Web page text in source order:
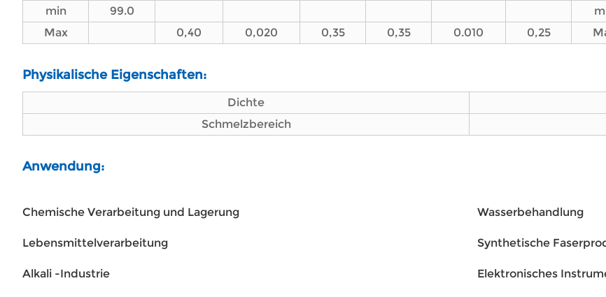
min
99.0
Max
0,40 0,020 0,35 0,35 0.010 0,25
Physikalische Eigenschaften:
Dichte
Schmelzbereich
Anwendung:
Chemische Verarbeitung und Lagerung
Lebensmittelverarbeitung
Alkali -Industrie
Wasserbehandlung
Synthetische
Elektronisches